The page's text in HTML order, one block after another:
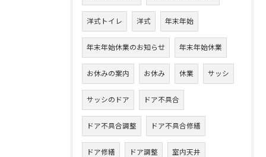
洋式トイレ 洋式 年末年始
年末年始休業のお知らせ 年末年始休業
お休みの案内 お休み 休業 サッシ
サッシのドア ドア不具合
ドア不具合調整 ドア不具合修繕
ドア修繕 ドア調整 室内天井